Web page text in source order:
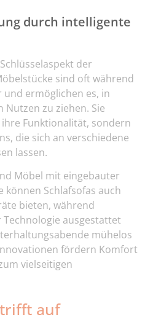
durch intelligente
der
sind oft während
ermöglichen es, in
Nutzen zu ziehen. Sie
Funktionalität, sondern
die sich an verschiedene
lassen.
Möbel mit eingebauter
können Schlafsofas auch
bieten, während
ausgestattet
mühelos
fördern Komfort
vielseitigen
auf